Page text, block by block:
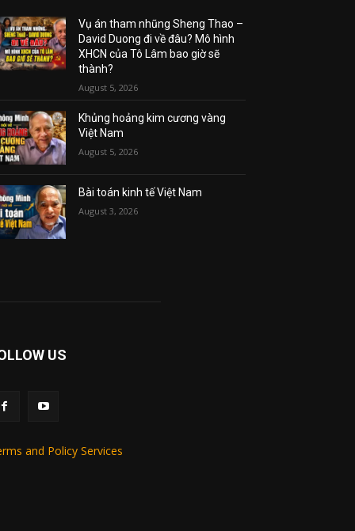
Vụ án tham nhũng Sheng Thao –
David Duong đi về đâu? Mô hình
XHCN của Tô Lâm bao giờ sẽ
thành?
August 5, 2026
Khủng hoảng kim cương vàng
Việt Nam
August 5, 2026
Bài toán kinh tế Việt Nam
August 3, 2026
US
and Policy Services